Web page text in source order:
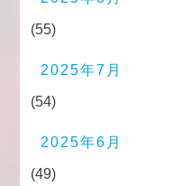
(55)
2025年7月
(54)
2025年6月
(49)